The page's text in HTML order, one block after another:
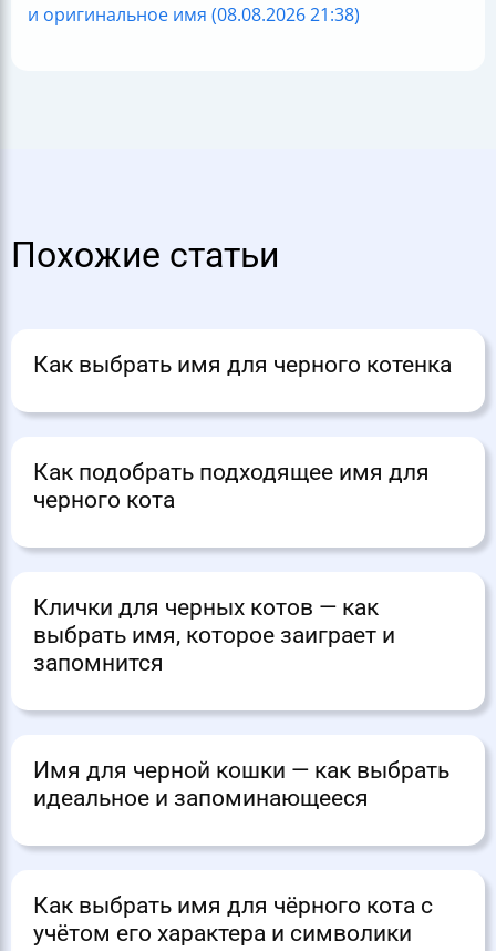
и оригинальное имя (08.08.2026 21:38)
Похожие статьи
Как выбрать имя для черного котенка
Как подобрать подходящее имя для
черного кота
Клички для черных котов — как
выбрать имя, которое заиграет и
запомнится
Имя для черной кошки — как выбрать
идеальное и запоминающееся
Как выбрать имя для чёрного кота с
учётом его характера и символики